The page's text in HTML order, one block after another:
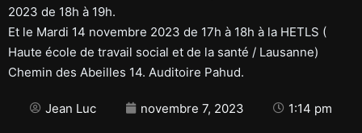
2023 de 18h à 19h.
Et le Mardi 14 novembre 2023 de 17h à 18h à la HETLS (
Haute école de travail social et de la santé / Lausanne)
Chemin des Abeilles 14. Auditoire Pahud.
Jean Luc novembre 7, 2023 1:14 pm